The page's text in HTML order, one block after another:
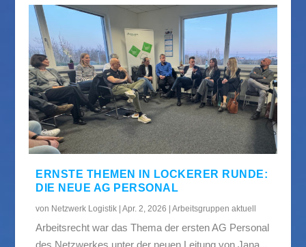
ERNSTE THEMEN IN LOCKERER RUNDE:
DIE NEUE AG PERSONAL
von Netzwerk Logistik |Apr. 2, 2026 |Arbeitsgruppen aktuell
Arbeitsrecht war das Thema der ersten AG Personal
des Netzwerkes unter der neuen Leitung von Jana...